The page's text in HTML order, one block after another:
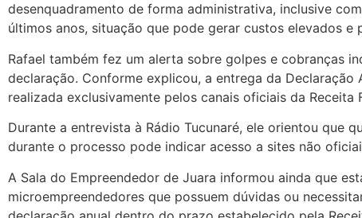
desenquadramento de forma administrativa, inclusive
últimos anos, situação que pode gerar custos elevados e
Rafael também fez um alerta sobre golpes e cobranças
declaração. Conforme explicou, a entrega da Declaração
realizada exclusivamente pelos canais oficiais da Receita
Durante a entrevista à Rádio Tucunaré, ele orientou que
durante o processo pode indicar acesso a sites não
A Sala do Empreendedor de Juara informou ainda que
microempreendedores que possuem dúvidas ou